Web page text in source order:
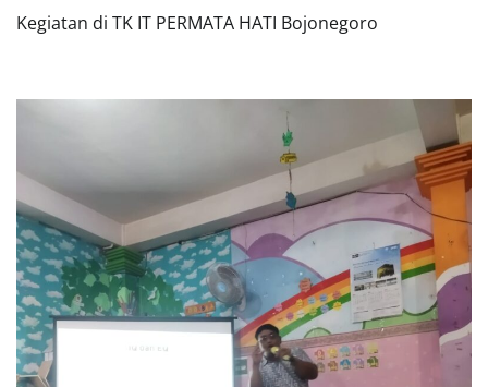
Kegiatan di TK IT PERMATA HATI Bojonegoro